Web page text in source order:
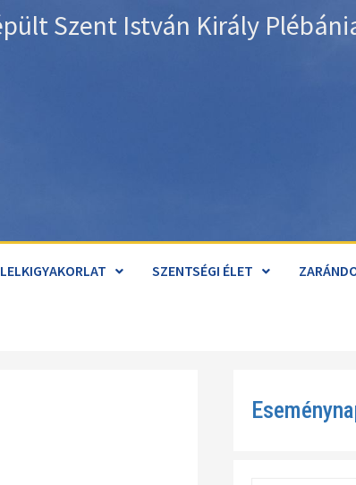
Szent István Király
SZENTSÉGI ÉLET